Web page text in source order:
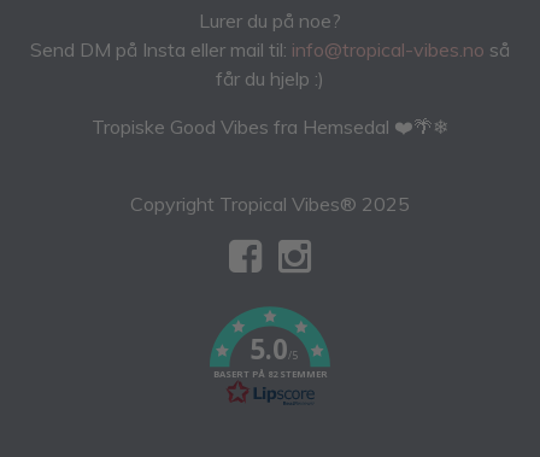
Lurer du på noe?
Send DM på Insta eller mail til: info@tropical-vibes.no så
får du hjelp :)
Tropiske Good Vibes fra Hemsedal ❤️🌴❄
Copyright Tropical Vibes® 2025
5.0/5
BASERT PÅ 82 STEMMER